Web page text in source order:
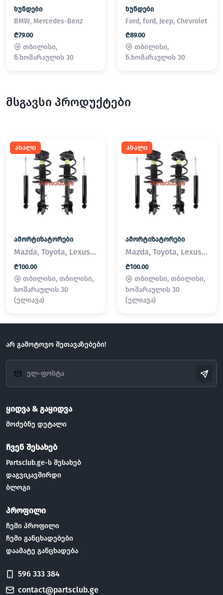
ხუნდები
BMW, Mercedes-Benz
₾79.00
თბილისი,
ნ.ხოშარაულის 30
ხუნდები
Ford, ford, Jeep, Chevrolet
₾89.00
თბილისი,
ნ.ხოშარაულის 30
მსგავსი პროდუქტები
ახალი
ამორტიზატორები
Mazda, Toyota, Lexus, Nissan, BMW, Mercedes-Benz, Subaru
₾100.00
თბილისი, თბილისი,
ხოშარაულის 30
(ელიავა)
ახალი
ამორტიზატორები
Mazda, Toyota, Lexus, Nissan, BMW, Mercedes-Benz, Subaru
₾100.00
თბილისი, თბილისი,
ხოშარაულის 30
(ელიავა)
არ გამოტოვო შეთავაზებები!
ყიდვა & გაყიდვა
მოძებნე დეტალი
ჩვენ შესახებ
Partsclub.ge-ს შესახებ
დაგვიკავშირდი
ბლოგი
პროფილი
ჩემი პროფილი
ჩემი განცხადებები
დაამატე განცხადება
596 333 384
contact@partsclub.ge